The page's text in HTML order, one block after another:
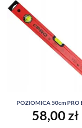
POZIOMICA 50cm PRO
58,00 zł